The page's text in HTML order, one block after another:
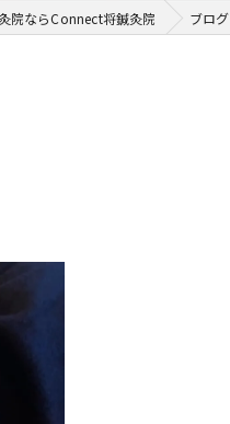
院ならConnect将鍼灸院 ブログ